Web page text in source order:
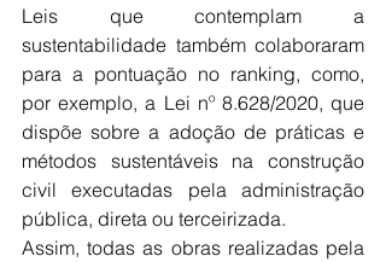
Leis que contemplam a
sustentabilidade também colaboraram
para a pontuação no ranking, como,
por exemplo, a Lei nº 8.628/2020, que
dispõe sobre a adoção de práticas e
métodos sustentáveis na construção
civil executadas pela administração
pública, direta ou terceirizada.
Assim, todas as obras realizadas pela